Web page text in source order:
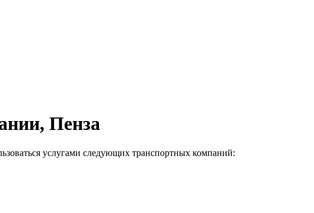
Пенза
услугами следующих транспортных компаний: